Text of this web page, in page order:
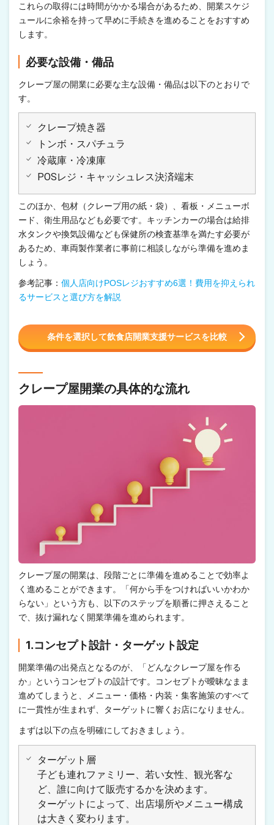
これらの取得には時間がかかる場合があるため、開業スケジ
ュールに余裕を持って早めに手続きを進めることをおすすめ
します。
必要な設備・備品
クレープ屋の開業に必要な主な設備・備品は以下のとおりで
す。
クレープ焼き器
トンボ・スパチュラ
冷蔵庫・冷凍庫
POSレジ・キャッシュレス決済端末
このほか、包材（クレープ用の紙・袋）、看板・メニューボ
ード、衛生用品なども必要です。キッチンカーの場合は給排
水タンクや換気設備なども保健所の検査基準を満たす必要が
あるため、車両製作業者に事前に相談しながら準備を進めま
しょう。
参考記事： 個人店向けPOSレジおすすめ6選！費用を抑えられ
るサービスと選び方を解説
条件を選択して飲食店開業支援サービスを比較
クレープ屋開業の具体的な流れ
クレープ屋の開業は、段階ごとに準備を進めることで効率よ
く進めることができます。「何から手をつければいいかわか
らない」という方も、以下のステップを順番に押さえること
で、抜け漏れなく開業準備を進められます。
1.コンセプト設計・ターゲット設定
開業準備の出発点となるのが、「どんなクレープ屋を作る
か」というコンセプトの設計です。コンセプトが曖昧なまま
進めてしまうと、メニュー・価格・内装・集客施策のすべて
に一貫性が生まれず、ターゲットに響くお店になりません。
まずは以下の点を明確にしておきましょう。
ターゲット層
子ども連れファミリー、若い女性、観光客な
ど、誰に向けて販売するかを決めます。
ターゲットによって、出店場所やメニュー構成
は大きく変わります。